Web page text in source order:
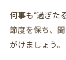
何事も“過ぎた
節度を保ち、
がけましょう。